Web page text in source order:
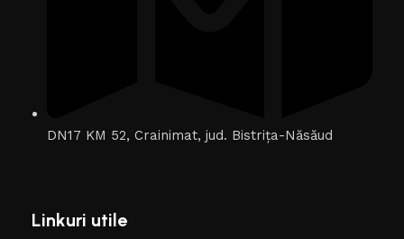
DN17 KM 52, Crainimat, jud. Bistrița-Năsăud
Linkuri utile